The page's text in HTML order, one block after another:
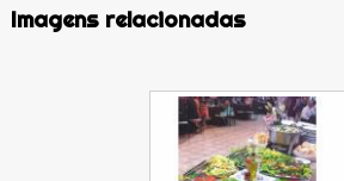
Imagens relacionadas